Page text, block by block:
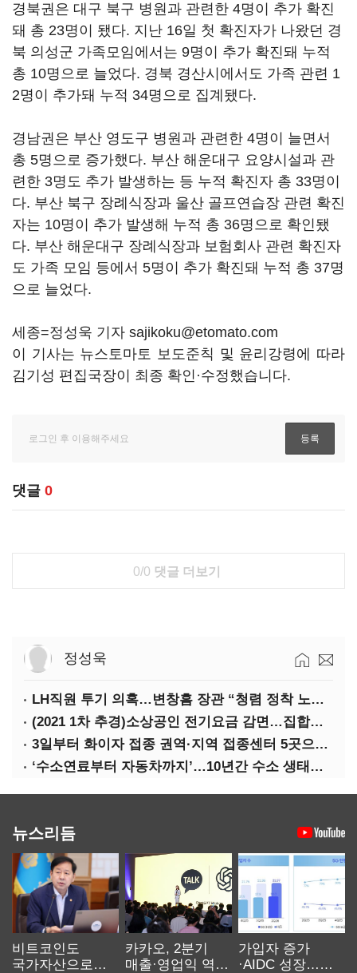
경북권은 대구 북구 병원과 관련한 4명이 추가 확진
돼 총 23명이 됐다. 지난 16일 첫 확진자가 나왔던 경
북 의성군 가족모임에서는 9명이 추가 확진돼 누적
총 10명으로 늘었다. 경북 경산시에서도 가족 관련 1
2명이 추가돼 누적 34명으로 집계됐다.
경남권은 부산 영도구 병원과 관련한 4명이 늘면서
총 5명으로 증가했다. 부산 해운대구 요양시설과 관
련한 3명도 추가 발생하는 등 누적 확진자 총 33명이
다. 부산 북구 장례식장과 울산 골프연습장 관련 확진
자는 10명이 추가 발생해 누적 총 36명으로 확인됐
다. 부산 해운대구 장례식장과 보험회사 관련 확진자
도 가족 모임 등에서 5명이 추가 확진돼 누적 총 37명
으로 늘었다.
세종=정성욱 기자 sajikoku@etomato.com
이 기사는 뉴스토마토 보도준칙 및 윤리강령에 따라
김기성 편집국장이 최종 확인·수정했습니다.
댓글 0
0/0 댓글 더보기
정성욱
LH직원 투기 의혹…변창흠 장관 “청렴 정착 노력해야”
(2021 1차 추경)소상공인 전기요금 감면…집합금지·제한 115만호 대상
3일부터 화이자 접종 권역·지역 접종센터 5곳으로 확대
‘수소연료부터 자동차까지’…10년간 수소 생태계 구축 42조 투자
뉴스리듬
비트코인도
국가자산으로…'
카카오, 2분기
매출·영업익 역대
가입자 증가
·AIDC 성장…